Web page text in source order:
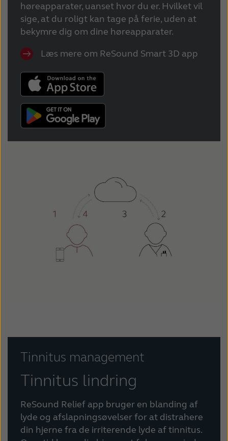
høreapparater, uanset hvor du er. Hvilket vil
sige, at du roligt kan tage på ferie, uden at
bekymre dig om dine høreapparater.
Læs mere om ReSound Smart 3D app
Tinnitus management
Tinnitus lindring
ReSound Relief app bruger en blanding af
lyde og afslapningsøvelser for at distrahere
din hjerne fra de irriterende lyde af tinnitus.